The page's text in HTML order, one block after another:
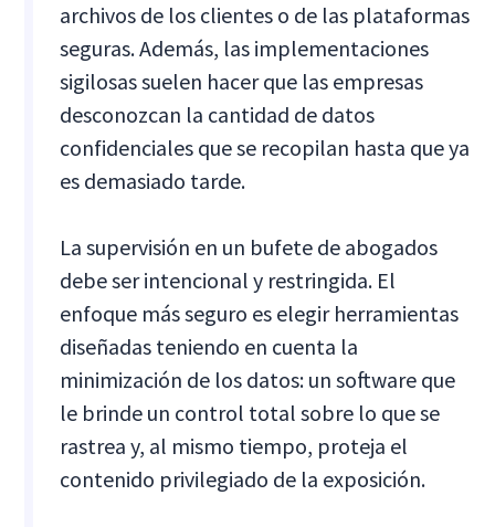
archivos de los clientes o de las plataformas
seguras. Además, las implementaciones
sigilosas suelen hacer que las empresas
desconozcan la cantidad de datos
confidenciales que se recopilan hasta que ya
es demasiado tarde.
La supervisión en un bufete de abogados
debe ser intencional y restringida. El
enfoque más seguro es elegir herramientas
diseñadas teniendo en cuenta la
minimización de los datos: un software que
le brinde un control total sobre lo que se
rastrea y, al mismo tiempo, proteja el
contenido privilegiado de la exposición.